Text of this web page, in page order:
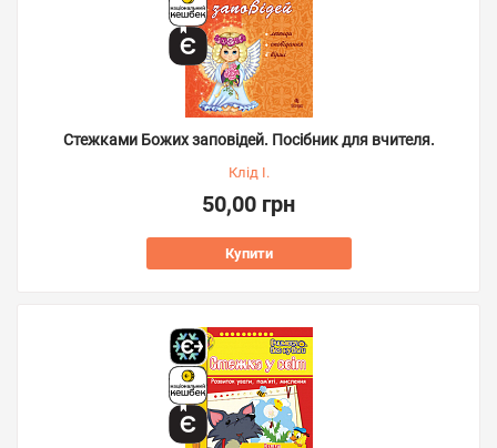
Стежками Божих заповідей. Посібник для вчителя.
Клід І.
50,00 грн
Купити